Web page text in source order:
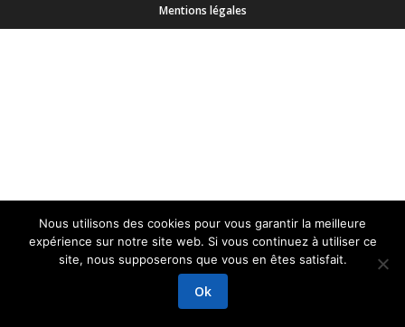
Mentions légales
Nous utilisons des cookies pour vous garantir la meilleure
expérience sur notre site web. Si vous continuez à utiliser ce
site, nous supposerons que vous en êtes satisfait.
Ok